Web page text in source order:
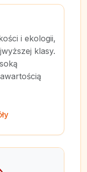
i ekologii,
klasy.